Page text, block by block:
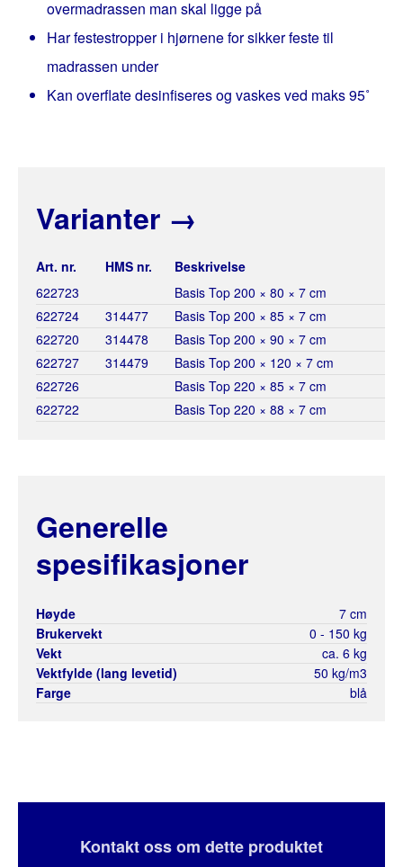
overmadrassen man skal ligge på
Har festestropper i hjørnene for sikker feste til
madrassen under
Kan overflate desinfiseres og vaskes ved maks 95˚
Varianter →
Art. nr. HMS nr.
Beskrivelse
622723
Basis Top 200 × 80 × 7 cm
622724
314477
Basis Top 200 × 85 × 7 cm
622720
314478
Basis Top 200 × 90 × 7 cm
622727
314479
Basis Top 200 × 120 × 7 cm
622726
Basis Top 220 × 85 × 7 cm
622722
Basis Top 220 × 88 × 7 cm
Generelle
spesifikasjoner
Høyde
7 cm
Brukervekt
0 - 150 kg
Vekt
ca. 6 kg
Vektfylde (lang levetid)
50 kg/m3
Farge
blå
Kontakt oss om dette produktet